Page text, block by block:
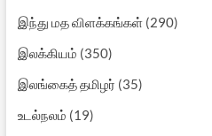
இந்து மத விளக்கங்கள்(290)
இலக்கியம் (350)
இலங்கைத் தமிழர் (35)
உடல்நலம் (19)